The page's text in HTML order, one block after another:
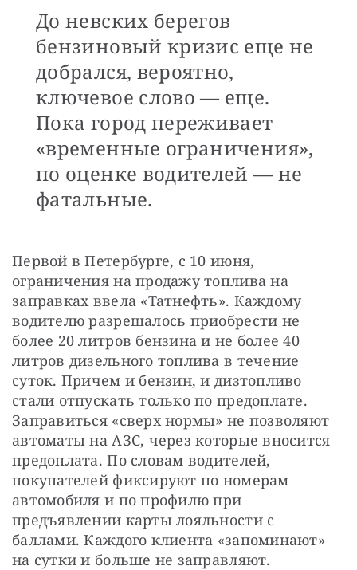
До невских берегов
бензиновый кризис еще не
добрался, вероятно,
ключевое слово — еще.
Пока город переживает
«временные ограничения»,
по оценке водителей — не
фатальные.
Первой в Петербурге, с 10 июня,
ограничения на продажу топлива на
заправках ввела «Татнефть». Каждому
водителю разрешалось приобрести не
более 20 литров бензина и не более 40
литров дизельного топлива в течение
суток. Причем и бензин, и дизтопливо
стали отпускать только по предоплате.
Заправиться «сверх нормы» не позволяют
автоматы на АЗС, через которые вносится
предоплата. По словам водителей,
покупателей фиксируют по номерам
автомобиля и по профилю при
предъявлении карты лояльности с
баллами. Каждого клиента «запоминают»
на сутки и больше не заправляют.